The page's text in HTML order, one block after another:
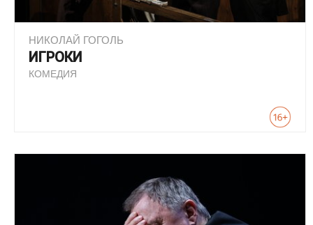
НИКОЛАЙ ГОГОЛЬ
ИГРОКИ
КОМЕДИЯ